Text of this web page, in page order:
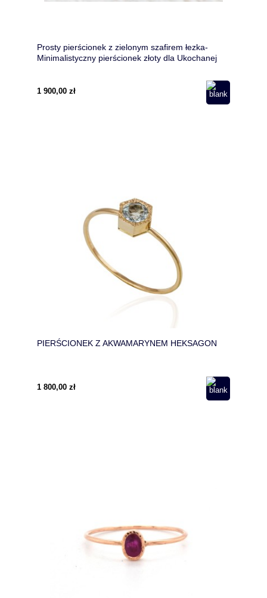
Prosty pierścionek z zielonym szafirem łezka-
Minimalistyczny pierścionek złoty dla Ukochanej
1 900,00 zł
PIERŚCIONEK Z AKWAMARYNEM HEKSAGON
1 800,00 zł